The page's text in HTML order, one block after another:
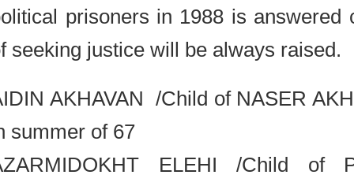
political prisoners in 1988 is
of seeking justice will be always
AIDIN AKHAVAN /Child of NASER
in summer of 67
AZARMIDOKHT ELEHI /Child